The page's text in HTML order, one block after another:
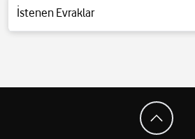
Android 15 tabanlı HyperOS 2 işletim sistemi
IP66 su ve toz dayanıklılık
İstenen Evraklar
Detaylı bilgi içintıklayınız.